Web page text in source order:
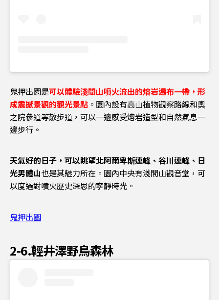
鬼押出園是可以體驗淺間山噴火流出的熔岩遍布一帶，形
成震撼景觀的觀光景點 。園內設有高山植物觀察路線和奧
之院參道等散步道，可以一邊感受熔岩造型和自然氣息一
邊步行。
天氣好的日子，可以眺望北阿爾卑斯連峰、谷川連峰、日
光男體山也是其魅力所在。園內中央有淺間山觀音堂，可
以度過對噴火歷史深思的寧靜時光。
鬼押出園
2-6.輕井澤野鳥森林